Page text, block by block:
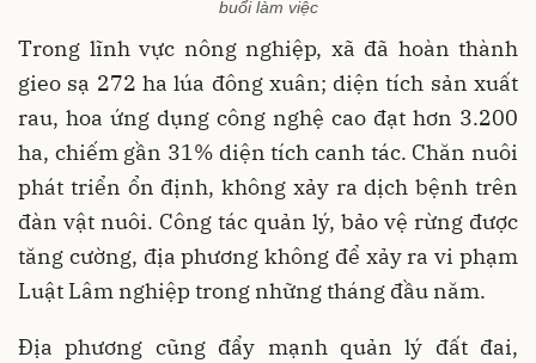
buổi làm việc
Trong lĩnh vực nông nghiệp, xã đã hoàn thành
gieo sạ 272 ha lúa đông xuân; diện tích sản xuất
rau, hoa ứng dụng công nghệ cao đạt hơn 3.200
ha, chiếm gần 31% diện tích canh tác. Chăn nuôi
phát triển ổn định, không xảy ra dịch bệnh trên
đàn vật nuôi. Công tác quản lý, bảo vệ rừng được
tăng cường, địa phương không để xảy ra vi phạm
Luật Lâm nghiệp trong những tháng đầu năm.
Địa phương cũng đẩy mạnh quản lý đất đai,